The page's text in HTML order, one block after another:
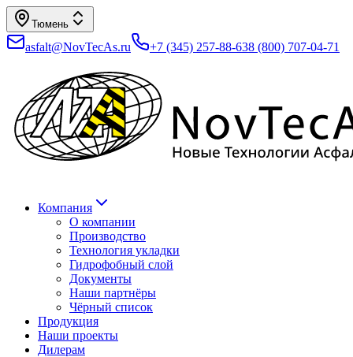
Тюмень
asfalt@NovTecAs.ru +7 (345) 257-88-638 (800) 707-04-71
Компания
О компании
Производство
Технология укладки
Гидрофобный слой
Документы
Наши партнёры
Чёрный список
Продукция
Наши проекты
Дилерам